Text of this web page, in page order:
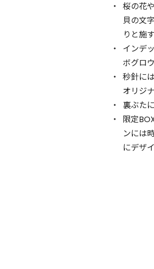
桜の花
貝の文
りと施
インデ
ボグロ
秒針に
オリジ
裏ぶた
限定
ンには
にデザ